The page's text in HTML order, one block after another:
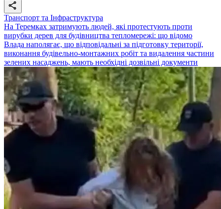
Транспорт та Інфраструктура
На Теремках затримують людей, які протестують проти
вирубки дерев для будівництва тепломережі: що відомо
Влада наполягає, що відповідальні за підготовку території,
виконання будівельно-монтажних робіт та видалення частини
зелених насаджень, мають необхідні дозвільні документи